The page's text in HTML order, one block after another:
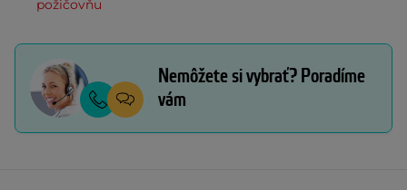
požičovňu
Nemôžete si vybrať? Poradíme
vám